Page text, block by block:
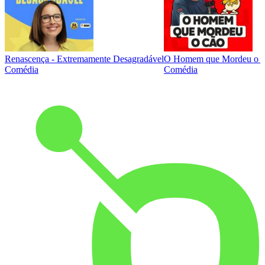
Renascença - Extremamente Desagradável
Comédia
O Homem que Mordeu o
Comédia